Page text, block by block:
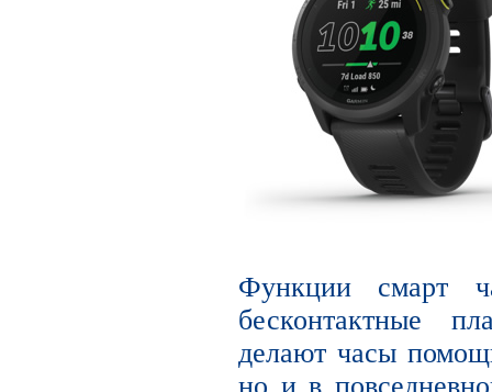
Функции смарт
бесконтактные
делают часы